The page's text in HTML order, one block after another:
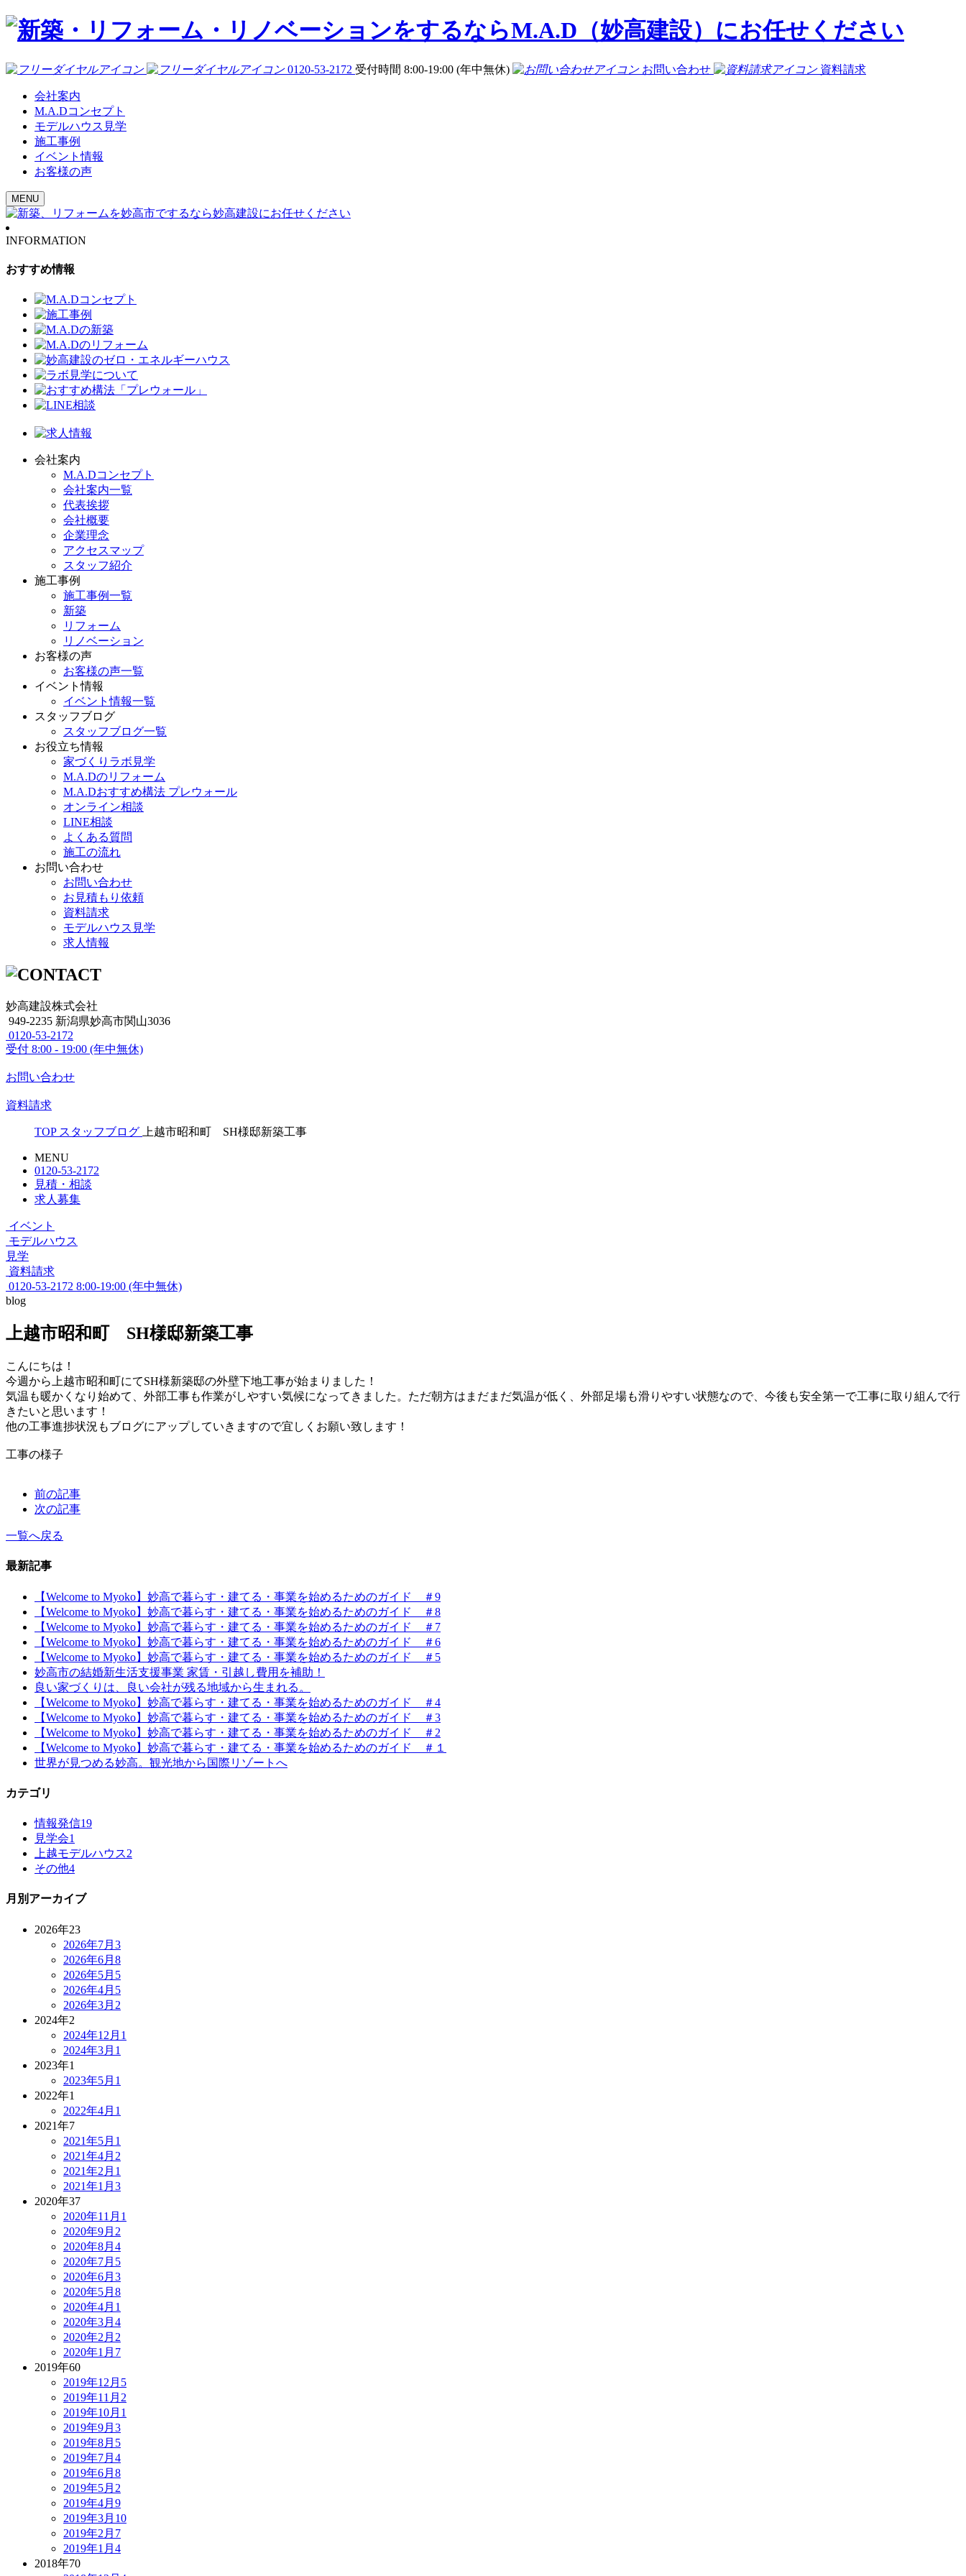
0120-53-2172 受付時間 8:00-19:00 (年中無休) お問い合わせ 資料請求
会社案内
M.A.Dコンセプト
モデルハウス見学
施工事例
イベント情報
お客様の声
MENU
INFORMATION
おすすめ情報
会社案内
M.A.Dコンセプト
会社案内一覧
代表挨拶
会社概要
企業理念
アクセスマップ
スタッフ紹介
施工事例
施工事例一覧
新築
リフォーム
リノベーション
お客様の声
お客様の声一覧
イベント情報
イベント情報一覧
スタッフブログ
スタッフブログ一覧
お役立ち情報
家づくりラボ見学
M.A.Dのリフォーム
M.A.Dおすすめ構法 プレウォール
オンライン相談
LINE相談
よくある質問
施工の流れ
お問い合わせ
お問い合わせ
お見積もり依頼
資料請求
モデルハウス見学
求人情報
妙高建設株式会社
949-2235 新潟県妙高市関山3036
0120-53-2172
受付 8:00 - 19:00 (年中無休)
お問い合わせ
資料請求
TOP スタッフブログ 上越市昭和町 SH様邸新築工事
MENU
0120-53-2172
見積・相談
求人募集
イベント
モデルハウス
見学
資料請求
0120-53-2172 8:00-19:00 (年中無休)
blog
上越市昭和町 SH様邸新築工事
こんにちは！
今週から上越市昭和町にてSH様新築邸の外壁下地工事が始まりました！
気温も暖かくなり始めて、外部工事も作業がしやすい気候になってきました。ただ朝方はまだまだ気温が低く、外部足場も滑りやすい状態なので、今後も安全第一で工事に取り組んで行
きたいと思います！
他の工事進捗状況もブログにアップしていきますので宜しくお願い致します！
工事の様子
前の記事
次の記事
一覧へ戻る
最新記事
【Welcome to Myoko】妙高で暮らす・建てる・事業を始めるためのガイド ＃9
【Welcome to Myoko】妙高で暮らす・建てる・事業を始めるためのガイド ＃8
【Welcome to Myoko】妙高で暮らす・建てる・事業を始めるためのガイド ＃7
【Welcome to Myoko】妙高で暮らす・建てる・事業を始めるためのガイド ＃6
【Welcome to Myoko】妙高で暮らす・建てる・事業を始めるためのガイド ＃5
妙高市の結婚新生活支援事業 家賃・引越し費用を補助！
良い家づくりは、良い会社が残る地域から生まれる。
【Welcome to Myoko】妙高で暮らす・建てる・事業を始めるためのガイド ＃4
【Welcome to Myoko】妙高で暮らす・建てる・事業を始めるためのガイド ＃3
【Welcome to Myoko】妙高で暮らす・建てる・事業を始めるためのガイド ＃2
【Welcome to Myoko】妙高で暮らす・建てる・事業を始めるためのガイド ＃１
世界が見つめる妙高。観光地から国際リゾートへ
カテゴリ
情報発信19
見学会1
上越モデルハウス2
その他4
月別アーカイブ
2026年23
2026年7月 3
2026年6月 8
2026年5月 5
2026年4月 5
2026年3月 2
2024年2
2024年12月 1
2024年3月 1
2023年1
2023年5月 1
2022年1
2022年4月 1
2021年7
2021年5月 1
2021年4月 2
2021年2月 1
2021年1月 3
2020年37
2020年11月 1
2020年9月 2
2020年8月 4
2020年7月 5
2020年6月 3
2020年5月 8
2020年4月 1
2020年3月 4
2020年2月 2
2020年1月 7
2019年60
2019年12月 5
2019年11月 2
2019年10月 1
2019年9月 3
2019年8月 5
2019年7月 4
2019年6月 8
2019年5月 2
2019年4月 9
2019年3月 10
2019年2月 7
2019年1月 4
2018年70